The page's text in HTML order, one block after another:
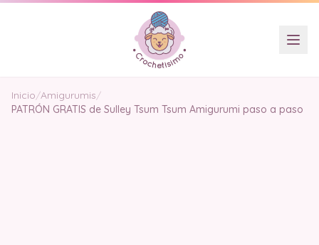
Inicio/Amigurumis/
PATRÓN GRATIS de Sulley Tsum Tsum Amigurumi paso a paso